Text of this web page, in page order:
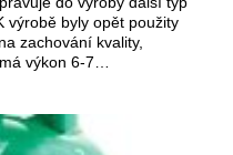
výrobě byly opět použity
zachování kvality,
výkon 6-7…